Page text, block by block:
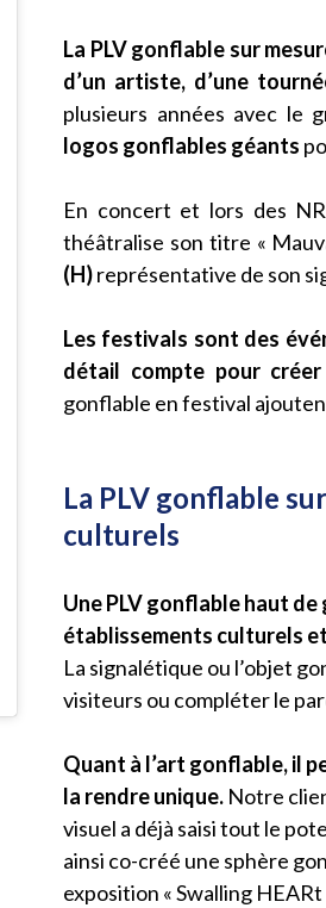
La PLV gonflable sur
d’un artiste, d’une
plusieurs années avec le
logos gonflables géants
En concert et lors des
théâtralise son titre «
(H)représentative de son
Les festivals sont des
détail compte pour
gonflable en festival
La PLV gonflable
culturels
Une PLV gonflable haut
établissements culturels
La signalétique ou l’objet
visiteurs ou compléter le
Quant à l’art gonflable, il
la rendre unique. Notre
visuel a déjà saisi tout le
ainsi co-créé une sphère
exposition « Swalling HEARt